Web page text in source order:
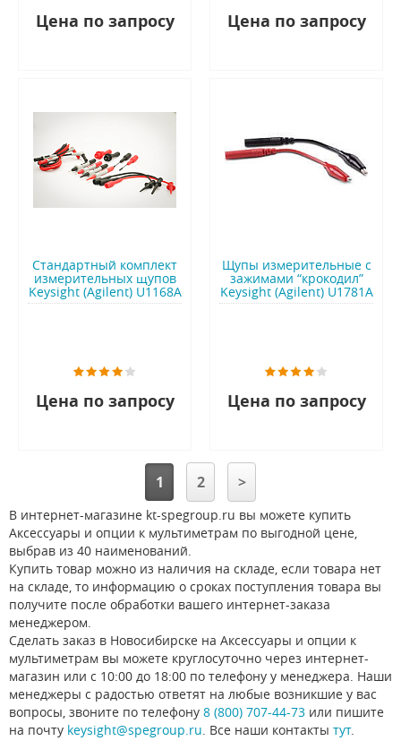
Цена по запросу Цена по запросу
Стандартный комплект
измерительных щупов
Keysight (Agilent) U1168A
Цена по запросу
Щупы измерительные c
зажимами “крокодил”
Keysight (Agilent) U1781A
Цена по запросу
1 2 >
В интернет-магазине kt-spegroup.ru вы можете купить
Аксессуары и опции к мультиметрам по выгодной цене,
выбрав из 40 наименований.
Купить товар можно из наличия на складе, если товара нет
на складе, то информацию о сроках поступления товара вы
получите после обработки вашего интернет-заказа
менеджером.
Сделать заказ в Новосибирске на Аксессуары и опции к
мультиметрам вы можете круглосуточно через интернет-
магазин или с 10:00 до 18:00 по телефону у менеджера. Наши
менеджеры с радостью ответят на любые возникшие у вас
вопросы, звоните по телефону 8 (800) 707-44-73 или пишите
на почту keysight@spegroup.ru . Все наши контакты тут.